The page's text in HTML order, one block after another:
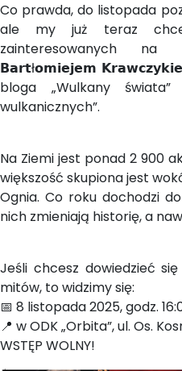
Co prawda, do listopada
ale my już teraz
zainteresowanych na
𝗕𝗮𝗿𝘁ł𝗼𝗺𝗶𝗲𝗷𝗲𝗺
bloga „Wulkany
wulkanicznych”.
Na Ziemi jest ponad 2 900
większość skupiona jest
Ognia. Co roku dochodzi
nich zmieniają historię, a
Jeśli chcesz dowiedzieć
mitów, to widzimy się:
📅 8 listopada 2025, godz.
📍 w ODK „Orbita”, ul. Os.
WSTĘP WOLNY!